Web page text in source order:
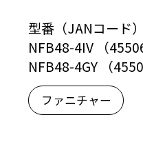
型番（JANコード）
NFB48-4IV （
NFB48-4GY （
ファニチャー